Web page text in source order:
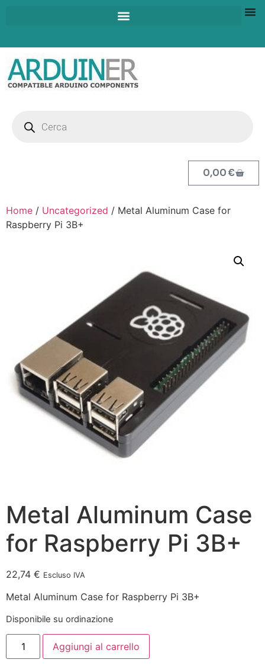
0,00€
Home / Uncategorized / Metal Aluminum Case for
Raspberry Pi 3B+
Metal Aluminum Case
for Raspberry Pi 3B+
22,74 € Escluso IVA
Metal Aluminum Case for Raspberry Pi 3B+
Disponibile su ordinazione
Aggiungi al carrello